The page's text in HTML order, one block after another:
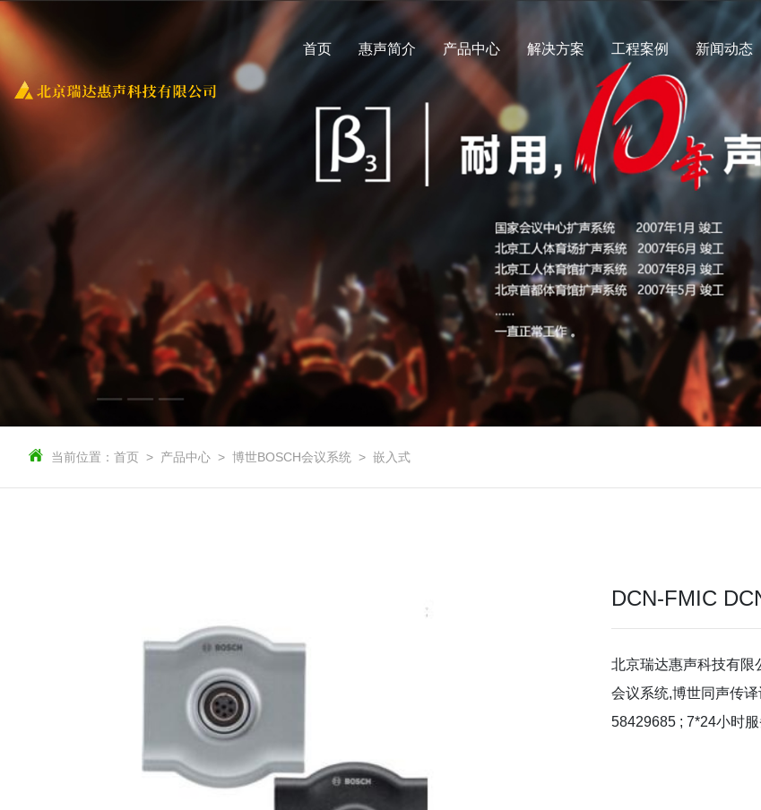
首页 惠声简介 产品中心 解决方案 工程案例 新闻动态
当前位置： 首页 产品中心 博世BOSCH会议系统 嵌入式
DCN-FMIC
北京瑞达惠声科技有限
会议系统,博世同声传
58429685 ; 7*24小时